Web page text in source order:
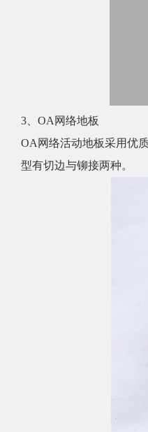
3、OA网络地板
OA网络活动地板采用优
型有切边与铆接两种。